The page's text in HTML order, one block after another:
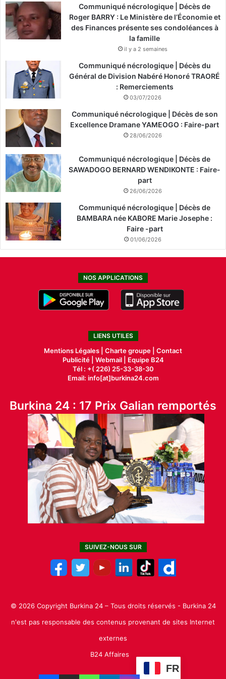
Communiqué nécrologique | Décès de
Roger BARRY : Le Ministère de l’Économie et
des Finances présente ses condoléances à
la famille
il y a 2 semaines
Communiqué nécrologique | Décès du
Général de Division Nabéré Honoré TRAORÉ
: Remerciements
03/07/2026
Communiqué nécrologique | Décès de son
Excellence Dramane YAMEOGO : Faire-part
28/06/2026
Communiqué nécrologique | Décès de
SAWADOGO BERNARD WENDIKONTE : Faire-
part
26/06/2026
Communiqué nécrologique | Décès de
BAMBARA née KABORE Marie Josephe :
Faire -part
01/06/2026
NOS APPLICATIONS
LIENS UTILES
Mentions Légales | Charte groupe | Contact
Publicité| Webmail |
Equipe B24
Tél : +( 226) 25-33-38-30
Email: info[at]burkina24.com
Burkina 24 : 17 Prix Galian remportés
SUIVEZ-NOUS SUR
© 2026 Copyright Burkina 24 – Tous droits réservés - Burkina 24
n'est pas responsable des contenus provenant de sites Internet
externes
B24 Affaires
FR